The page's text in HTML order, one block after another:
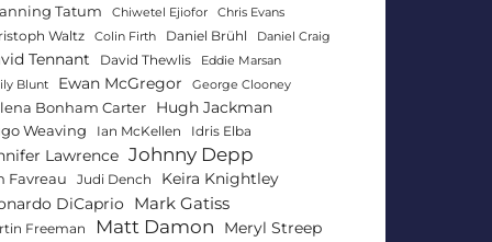
Tatum Chiwetel Ejiofor Chris Evans
Waltz Colin Firth Daniel Brühl Daniel Craig
Tennant David Thewlis
Eddie Marsan
Blunt
Ewan McGregor George Clooney
Bonham Carter Hugh Jackman
Weaving Ian McKellen Idris Elba
Lawrence Johnny Depp
Favreau Judi Dench
Keira Knightley
DiCaprio
Mark Gatiss
Freeman Matt Damon Meryl Streep